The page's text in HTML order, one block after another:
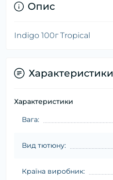
Опис
Indigo 100г Tropical
Характеристики
Характеристики
Вага:
Вид тютюну:
Країна виробник: